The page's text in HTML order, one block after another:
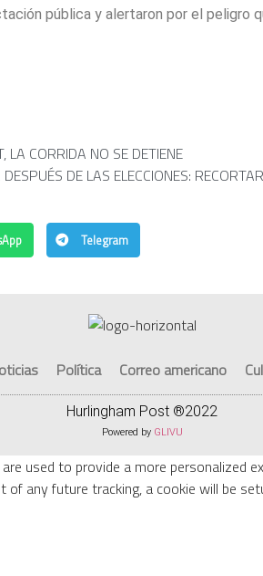
pública y alertaron por el peligro
LA CORRIDA NO SE DETIENE
DE LAS ELECCIONES:
Telegram
Política Correo americano
Hurlingham Post ®2022
Powered by GLIVU
used to provide a more personalized
any future tracking, a cookie will be